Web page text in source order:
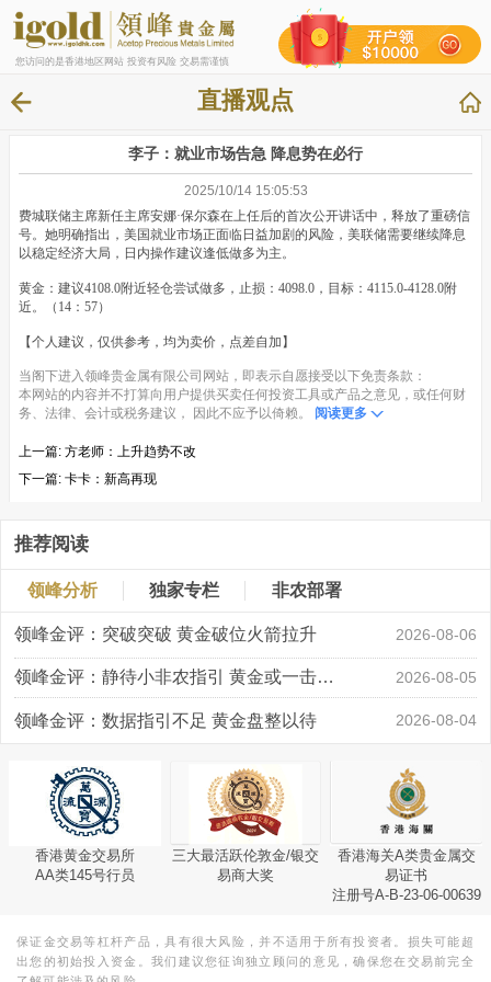
您访问的是香港地区网站 投资有风险 交易需谨慎
直播观点
李子：就业市场告急 降息势在必行
2025/10/14 15:05:53
费城联储主席新任主席安娜·保尔森在上任后的首次公开讲话中，释放了重磅信
号。她明确指出，美国就业市场正面临日益加剧的风险，美联储需要继续降息
以稳定经济大局，日内操作建议逢低做多为主。
黄金：建议4108.0附近轻仓尝试做多，止损：4098.0，目标：4115.0-4128.0附
近。（14：57）
【个人建议，仅供参考，均为卖价，点差自加】
当阁下进入领峰贵金属有限公司网站，即表示自愿接受以下免责条款：
本网站的内容并不打算向用户提供买卖任何投资工具或产品之意见，或任何财
务、法律、会计或税务建议， 因此不应予以倚赖。
阅读更多
上一篇: 方老师：上升趋势不改
下一篇: 卡卡：新高再现
推荐阅读
领峰分析 独家专栏 非农部署
领峰金评：突破突破 黄金破位火箭拉升 2026-08-06
领峰金评：静待小非农指引 黄金或一击破局 2026-08-05
领峰金评：数据指引不足 黄金盘整以待 2026-08-04
香港黄金交易所
AA类145号行员
三大最活跃伦敦金/银交
易商大奖
香港海关A类贵金属交
易证书
注册号A-B-23-06-00639
保证金交易等杠杆产品，具有很大风险，并不适用于所有投资者。损失可能超
出您的初始投入资金。我们建议您征询独立顾问的意见，确保您在交易前完全